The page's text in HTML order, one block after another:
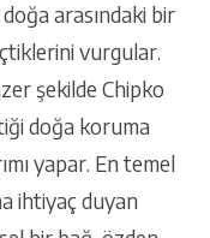
arasındaki bir
vurgular.
şekilde Chipko
doğa koruma
yapar. En temel
ihtiyaç duyan